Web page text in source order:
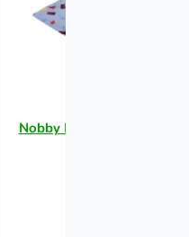
Nobby ICE chladící